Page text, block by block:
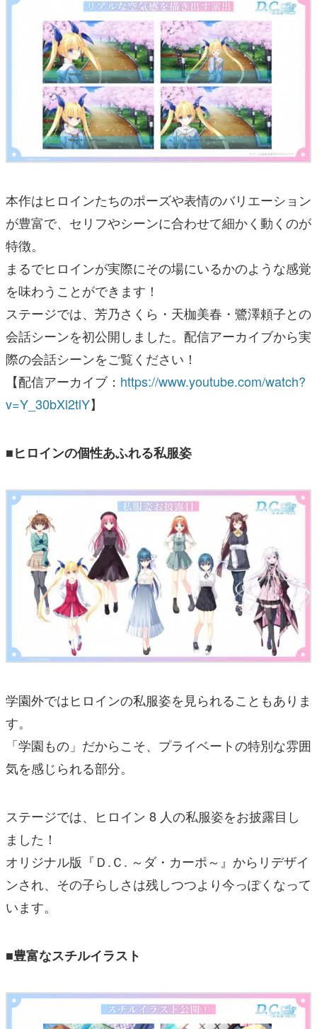
本作はヒロインたちのポーズや表情のバリエーション
が豊富で、セリフやシーンに合わせて細かく動くのが
特徴。
まるでヒロインが実際にその場にいるかのような感覚
を味わうことができます！
ステージでは、芳乃さくら・天枷美春・鷺澤頼子との
会話シーンを初公開しました。配信アーカイブから実
際の会話シーンをご覧ください！
【配信アーカイブ： https://www.youtube.com/watch?
v=Y_30bXl2tlY】
■ヒロインの個性あふれる私服姿
学園外ではヒロインの私服姿を見られることもありま
す。
「学園もの」だからこそ、プライベートの特別な雰囲
気を感じられる部分。
ステージでは、ヒロイン 8 人の私服姿をお披露目し
ました！
オリジナル版『Ｄ.Ｃ. ～ダ・カーポ～』からリデザイ
ンされ、その子らしさは残しつつより今っぽくなって
います。
■豊富なスチルイラスト